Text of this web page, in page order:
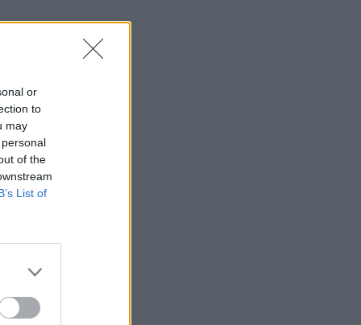
or
to
may
of the
List of